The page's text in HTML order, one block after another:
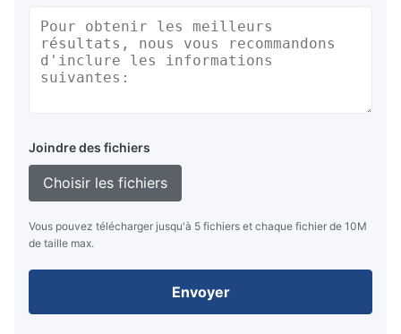
Joindre des fichiers
Choisir les fichiers
Vous pouvez télécharger jusqu'à 5 fichiers et chaque fichier de 10M
de taille max.
Envoyer